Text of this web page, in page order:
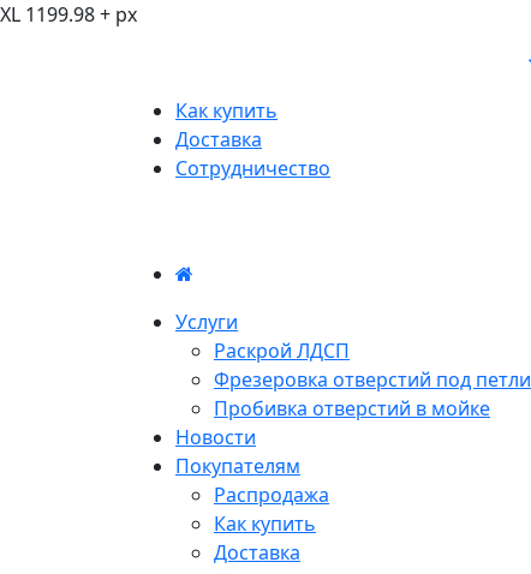
XL 1199.98 + px
Как купить
Доставка
Сотрудничество
Услуги
Раскрой ЛДСП
Фрезеровка отверстий под петли
Пробивка отверстий в мойке
Новости
Покупателям
Распродажа
Как купить
Доставка